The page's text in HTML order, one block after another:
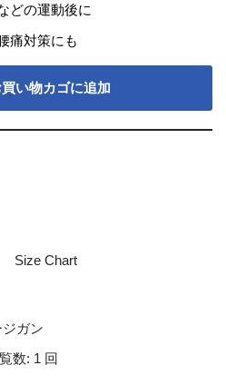
どの運動後に
痛対策にも
買い物カゴに追加
Size Chart
ガン
数: 1 回